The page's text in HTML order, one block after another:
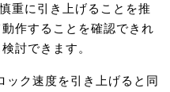
重に引き上げることを推
作することを確認できれ
討できます。
ック速度を引き上げると同